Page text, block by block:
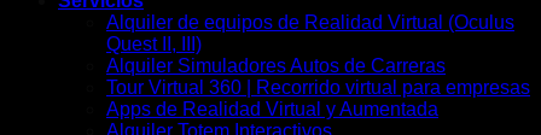
Alquiler de equipos de Realidad Virtual (Oculus
Quest II, III)
Alquiler Simuladores Autos de Carreras
Tour Virtual 360 | Recorrido virtual para empresas
Apps de Realidad Virtual y Aumentada
Alquiler Totem Interactivos